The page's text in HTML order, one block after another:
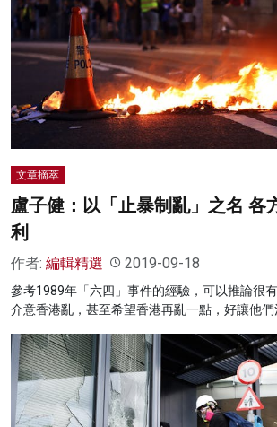
影片
名家榜
灼見活動
關於我們
文章摘萃
盧子健：以「止暴制亂」之名 各
利
作者: 編輯精選 2019-09-18
參考1989年「六四」事件的經驗，可以推論很
介意香港亂，甚至希望香港再亂一點，好讓他們